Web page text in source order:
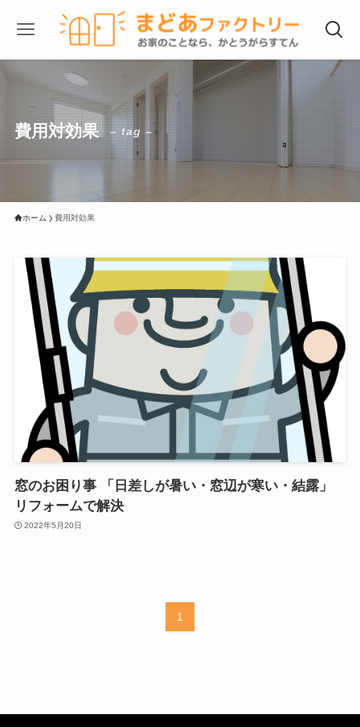
費用対効果 – tag –
ホーム 費用対効果
窓のお困り事 「日差しが暑い・窓辺が寒い・結露」
リフォームで解決
2022年5月20日
1